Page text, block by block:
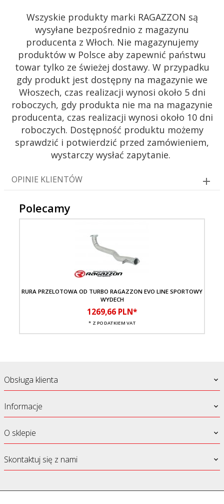
Wszyskie produkty marki RAGAZZON są
wysyłane bezpośrednio z magazynu
producenta z Włoch. Nie magazynujemy
produktów w Polsce aby zapewnić państwu
towar tylko ze świeżej dostawy. W przypadku
gdy produkt jest dostępny na magazynie we
Włoszech, czas realizacji wynosi około 5 dni
roboczych, gdy produkta nie ma na magazynie
producenta, czas realizacji wynosi około 10 dni
roboczych. Dostępność produktu możemy
sprawdzić i potwierdzić przed zamówieniem,
wystarczy wysłać zapytanie.
OPINIE KLIENTÓW
Polecamy
RURA PRZELOTOWA OD TURBO RAGAZZON EVO LINE SPORTOWY
WYDECH
1269,66 PLN*
* Z PODATKIEM VAT
Obsługa klienta
Informacje
O sklepie
Skontaktuj się z nami